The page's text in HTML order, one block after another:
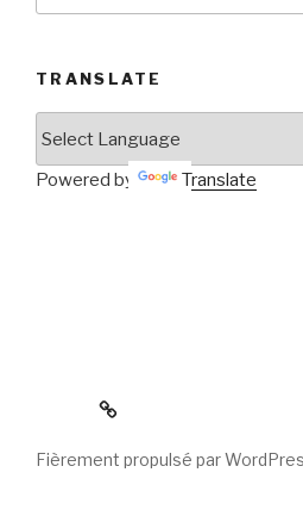
TRANSLATE
Powered by Translate
CHANCE de vous y
photos
Fièrement propulsé par